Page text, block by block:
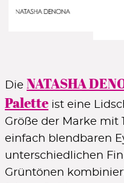
Ixia 491CM – Burnt
Willow 492CM –
Die NATASHA
Palette ist eine
Größe der Marke mit
einfach blendbaren
unterschiedlichen
Grüntönen